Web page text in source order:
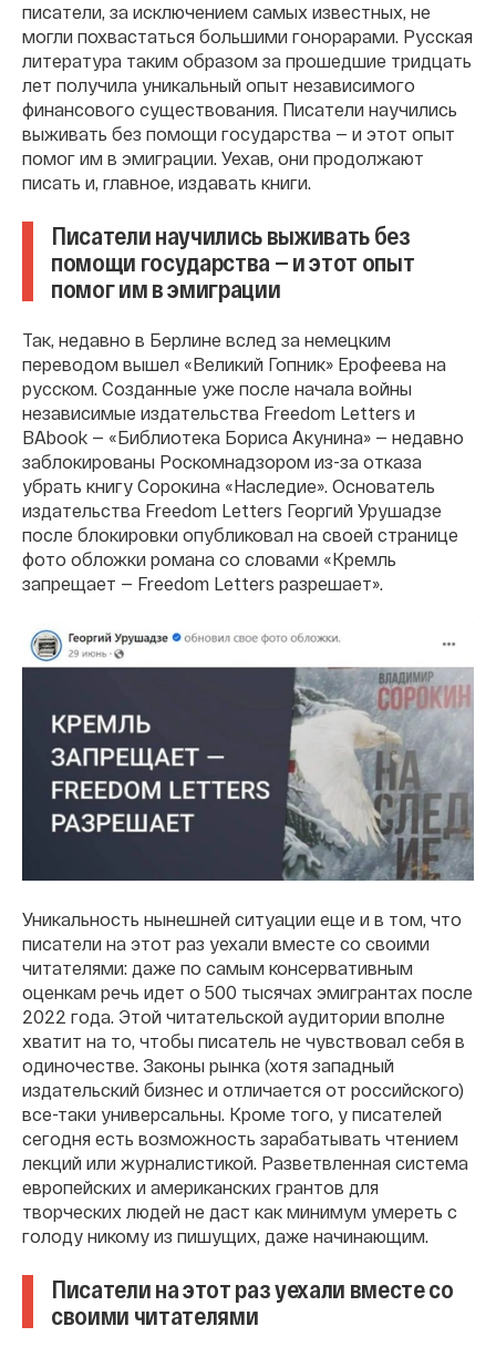
писатели, за исключением самых известных, не
могли похвастаться большими гонорарами. Русская
литература таким образом за прошедшие тридцать
лет получила уникальный опыт независимого
финансового существования. Писатели научились
выживать без помощи государства — и этот опыт
помог им в эмиграции. Уехав, они продолжают
писать и, главное, издавать книги.
Писатели научились выживать без
помощи государства — и этот опыт
помог им в эмиграции
Так, недавно в Берлине вслед за немецким
переводом вышел «Великий Гопник» Ерофеева на
русском. Созданные уже после начала войны
независимые издательства Freedom Letters и
BAboоk — «Библиотека Бориса Акунина» — недавно
заблокированы Роскомнадзором из-за отказа
убрать книгу Сорокина «Наследие». Основатель
издательства Freedom Letters Георгий Урушадзе
после блокировки опубликовал на своей странице
фото обложки романа со словами «Кремль
запрещает — Freedom Letters разрешает».
Уникальность нынешней ситуации еще и в том, что
писатели на этот раз уехали вместе со своими
читателями: даже по самым консервативным
оценкам речь идет о 500 тысячах эмигрантах после
2022 года. Этой читательской аудитории вполне
хватит на то, чтобы писатель не чувствовал себя в
одиночестве. Законы рынка (хотя западный
издательский бизнес и отличается от российского)
все-таки универсальны. Кроме того, у писателей
сегодня есть возможность зарабатывать чтением
лекций или журналистикой. Разветвленная система
европейских и американских грантов для
творческих людей не даст как минимум умереть с
голоду никому из пишущих, даже начинающим.
Писатели на этот раз уехали вместе со
своими читателями